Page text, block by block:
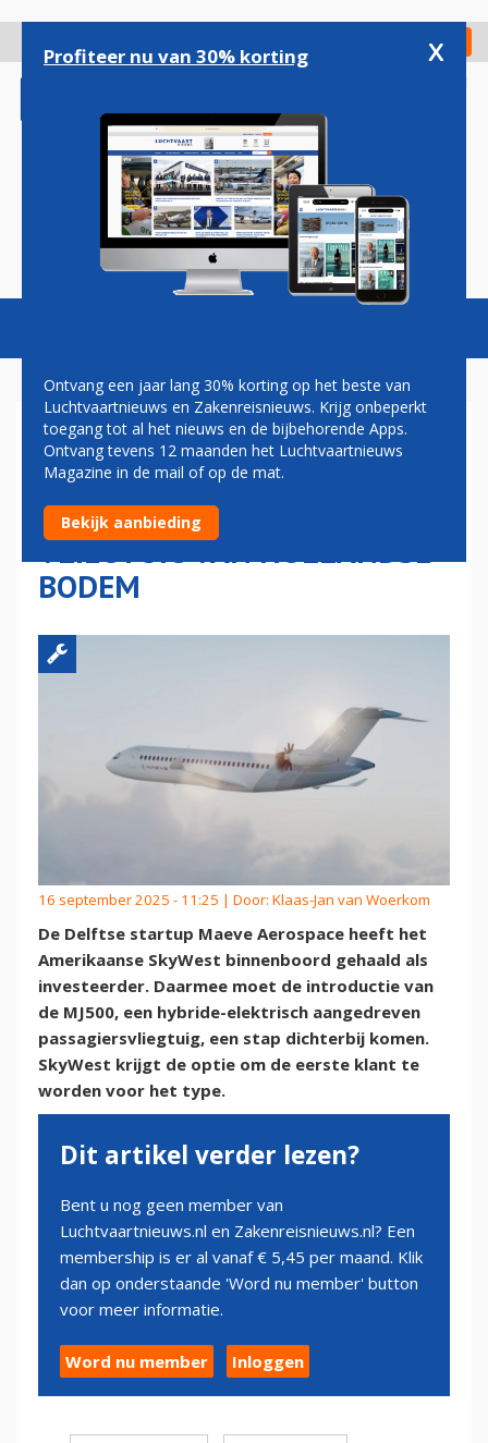
gaan
Check in
Magazine Podcasts Vacatures
AMERIKAANS SKYWEST
LOOPT WARM VOOR
HYBRIDE-ELEKTRISCH
VLIEGTUIG VAN HOLLANDSE
BODEM
16 september 2025 - 11:25 | Door: Klaas-Jan van Woerkom
De Delftse startup Maeve Aerospace heeft het
Amerikaanse SkyWest binnenboord gehaald als
investeerder. Daarmee moet de introductie van
de MJ500, een hybride-elektrisch aangedreven
passagiersvliegtuig, een stap dichterbij komen.
SkyWest krijgt de optie om de eerste klant te
worden voor het type.
Dit artikel verder lezen?
Bent u nog geen member van
Luchtvaartnieuws.nl en Zakenreisnieuws.nl? Een
membership is er al vanaf € 5,45 per maand. Klik
dan op onderstaande 'Word nu member' button
voor meer informatie.
Word nu member Inloggen
Profiteer nu van 30% korting x
Ontvang een jaar lang 30% korting op het beste van
Luchtvaartnieuws en Zakenreisnieuws. Krijg onbeperkt
toegang tot al het nieuws en de bijbehorende Apps.
Ontvang tevens 12 maanden het Luchtvaartnieuws
Magazine in de mail of op de mat.
Bekijk aanbieding